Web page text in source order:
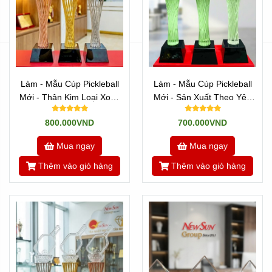
Làm - Mẫu Cúp Pickleball
Mới - Thân Kim Loại Xoắn
Sợi
800.000VND
Mua ngay
Thêm vào giỏ hàng
Làm - Mẫu Cúp Pickleball
Mới - Sản Xuất Theo Yêu
Cầu (15)
700.000VND
Mua ngay
Thêm vào giỏ hàng